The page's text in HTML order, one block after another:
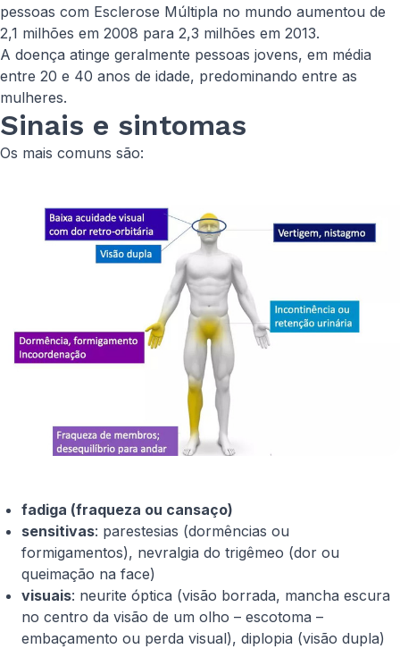
pessoas com Esclerose Múltipla no mundo aumentou de
2,1 milhões em 2008 para 2,3 milhões em 2013.
A doença atinge geralmente pessoas jovens, em média
entre 20 e 40 anos de idade, predominando entre as
mulheres.
Sinais e sintomas
Os mais comuns são:
fadiga (fraqueza ou cansaço)
sensitivas: parestesias (dormências ou
formigamentos), nevralgia do trigêmeo (dor ou
queimação na face)
visuais: neurite óptica (visão borrada, mancha escura
no centro da visão de um olho – escotoma –
embaçamento ou perda visual), diplopia (visão dupla)